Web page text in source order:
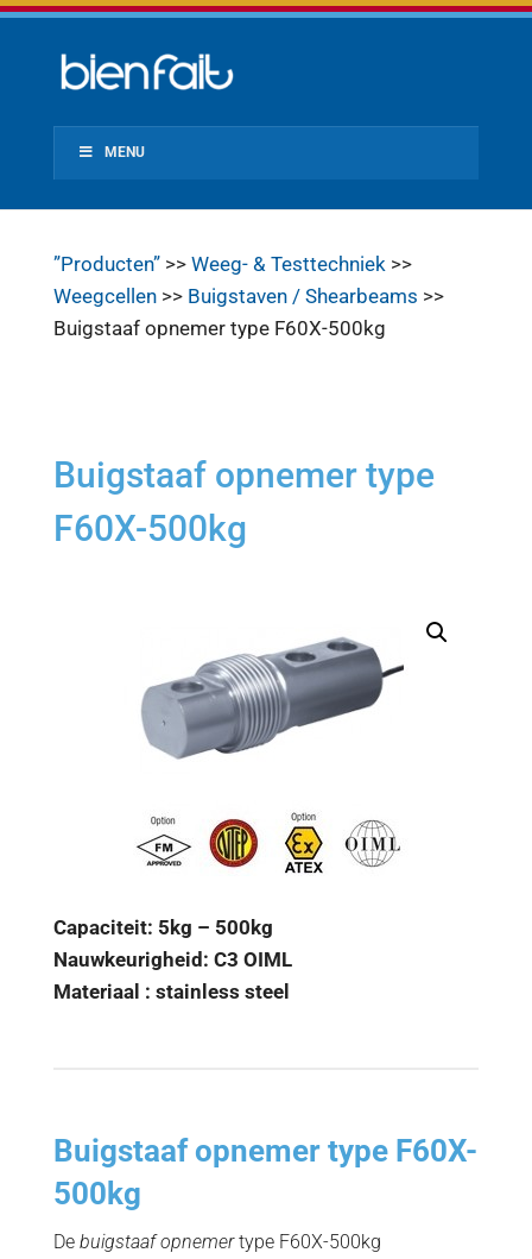
MENU
”Producten”>> Weeg- & Testtechniek>>
Weegcellen>> Buigstaven / Shearbeams >>
Buigstaaf opnemer type F60X-500kg
Buigstaaf opnemer type
F60X-500kg
Capaciteit: 5kg – 500kg
Nauwkeurigheid: C3 OIML
Materiaal : stainless steel
Buigstaaf opnemer type F60X-
500kg
De buigstaaf opnemertype F60X-500kg